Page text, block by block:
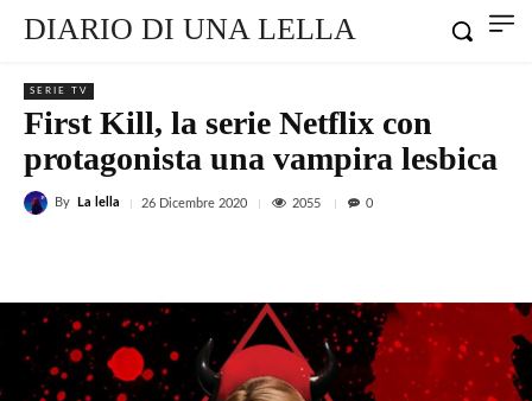
DIARIO DI UNA LELLA
SERIE TV
First Kill, la serie Netflix con
protagonista una vampira lesbica
By La lella 26 Dicembre 2020 2055 0